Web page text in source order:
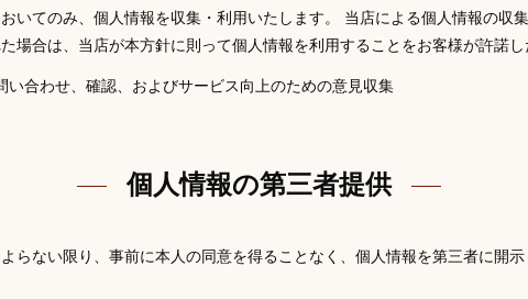
いてのみ、個人情報を収集・利用いたします。 当店による個人情報の収
場合は、当店が本方針に則って個人情報を利用することをお客様が許諾し
い合わせ、確認、およびサービス向上のための意見収集
個人情報の第三者提供
らない限り、事前に本人の同意を得ることなく、個人情報を第三者に開示